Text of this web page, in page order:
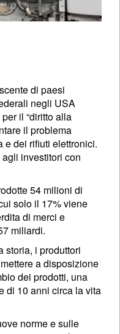
di paesi
negli USA
il “diritto alla
il problema
e dei rifiuti elettronici.
investitori con
54 milioni di
solo il 17% viene
di merci e
miliardi.
storia, i produttori
a disposizione
dei prodotti, una
di 10 anni circa la vita
norme e sulle